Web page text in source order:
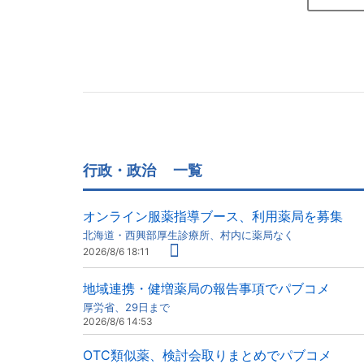
行政・政治 一覧
オンライン服薬指導ブース、利用薬局を募集
北海道・西興部厚生診療所、村内に薬局なく
2026/8/6 18:11
地域連携・健増薬局の報告事項でパブコメ
厚労省、29日まで
2026/8/6 14:53
OTC類似薬、検討会取りまとめでパブコメ